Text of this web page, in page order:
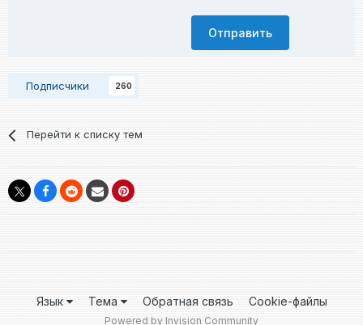
Отправить
Подписчики 260
Перейти к списку тем
Язык Тема Обратная связь Cookie-файлы
Powered by Invision Community